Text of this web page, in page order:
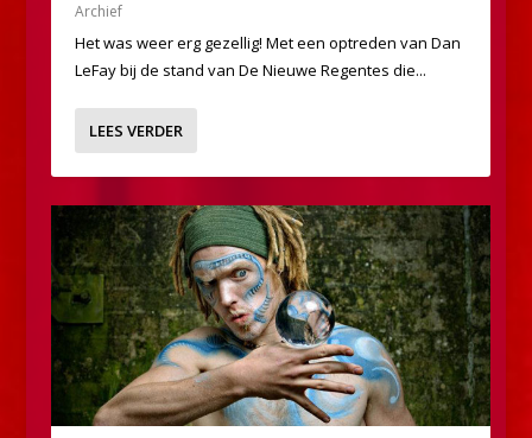
Archief
Het was weer erg gezellig! Met een optreden van Dan
LeFay bij de stand van De Nieuwe Regentes die...
LEES VERDER